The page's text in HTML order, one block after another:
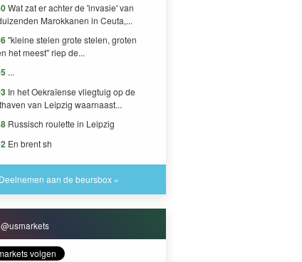
Wat zat er achter de 'invasie' van
Marokkanen in Ceuta,...
"kleine stelen grote stelen, groten
het meest" riep de...
...
In het Oekraïense vliegtuig op de
van Leipzig waarnaast...
Russisch roulette in Leipzig
En brent sh
Deelnemen aan de beursbox »
@usmarkets